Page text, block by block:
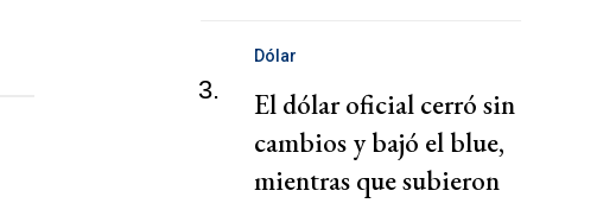
Zurich
3.
Dólar
El dólar oficial cerró sin
cambios y bajó el blue,
mientras que subieron